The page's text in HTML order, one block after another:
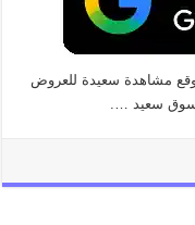
مشاهدة سعيدة للعروض
سعيد ….